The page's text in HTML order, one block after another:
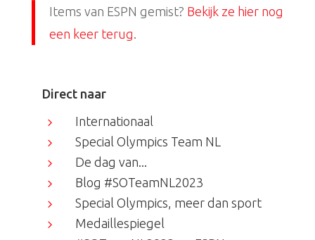
Items van ESPN gemist? Bekijk ze hier nog
een keer terug.
Direct naar
5
Internationaal
5
Special Olympics Team NL
5
De dag van...
5
Blog #SOTeamNL2023
5
Special Olympics, meer dan sport
5
Medaillespiegel